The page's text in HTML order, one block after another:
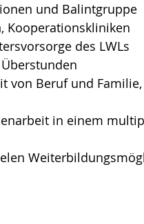
und Balintgruppe
Kooperationskliniken
des LWLs
von Beruf und
in einem